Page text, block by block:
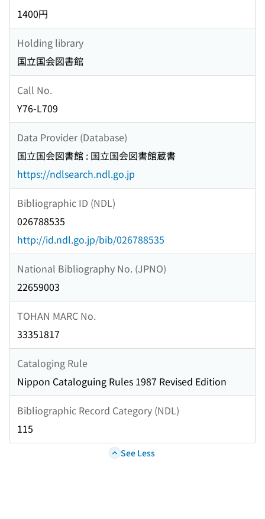
1400円
Holding library
国立国会図書館
Call No.
Y76-L709
Data Provider (Database)
国立国会図書館 : 国立国会図書館蔵書
https://ndlsearch.ndl.go.jp
Bibliographic ID (NDL)
026788535
http://id.ndl.go.jp/bib/026788535
National Bibliography No. (JPNO)
22659003
TOHAN MARC No.
33351817
Cataloging Rule
Nippon Cataloguing Rules 1987 Revised Edition
Bibliographic Record Category (NDL)
115
See Less